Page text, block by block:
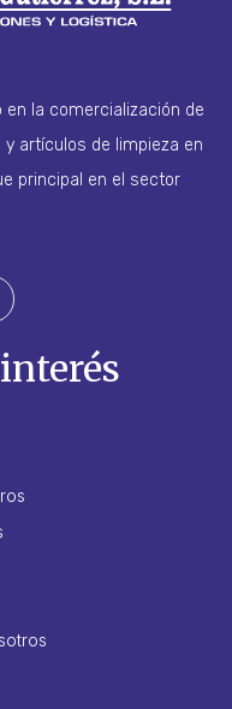
la comercialización de
artículos de limpieza en
principal en el sector